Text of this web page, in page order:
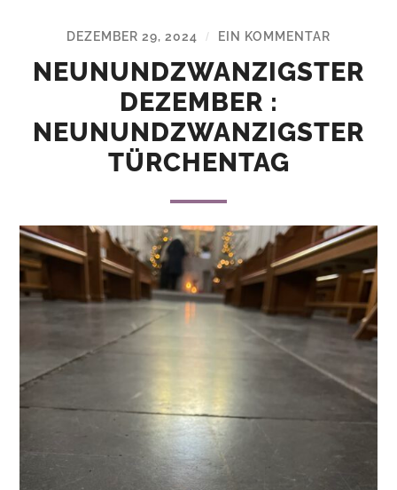
DEZEMBER 29, 2024 / EIN KOMMENTAR
NEUNUNDZWANZIGSTER
DEZEMBER :
NEUNUNDZWANZIGSTER
TÜRCHENTAG